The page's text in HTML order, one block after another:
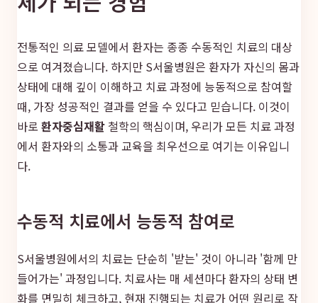
전통적인 의료 모델에서 환자는 종종 수동적인 치료의 대상
으로 여겨졌습니다. 하지만 S서울병원은 환자가 자신의 몸과
상태에 대해 깊이 이해하고 치료 과정에 능동적으로 참여할
때, 가장 성공적인 결과를 얻을 수 있다고 믿습니다. 이것이
바로 환자중심재활 철학의 핵심이며, 우리가 모든 치료 과정
에서 환자와의 소통과 교육을 최우선으로 여기는 이유입니
다.
수동적 치료에서 능동적 참여로
S서울병원에서의 치료는 단순히 '받는' 것이 아니라 '함께 만
들어가는' 과정입니다. 치료사는 매 세션마다 환자의 상태 변
화를 면밀히 체크하고, 현재 진행되는 치료가 어떤 원리로 작